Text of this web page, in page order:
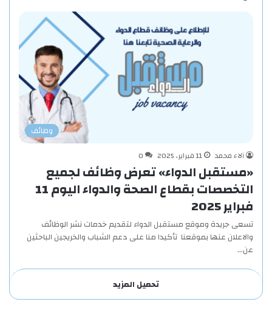
وظائف
آلاء محمد
11 فبراير، 2025 0
«مستقبل الدواء» تعرض وظائف لجميع
التخصصات بقطاع الصحة والدواء اليوم 11
فبراير 2025
تسعى جريدة وموقع مستقبل الدواء لتقديم خدمات نشر الوظائف
والاعلان عنها بموقعنا تأكيدا منا على دعم الشباب والخريجين الباحثين
عن…
تحميل المزيد